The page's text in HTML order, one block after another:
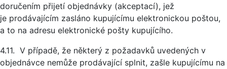
doručením přijetí objednávky (akceptací), jež
je prodávajícím zasláno kupujícímu elektronickou poštou,
a to na adresu elektronické pošty kupujícího.
4.11. V případě, že některý z požadavků uvedených v
objednávce nemůže prodávající splnit, zašle kupujícímu na